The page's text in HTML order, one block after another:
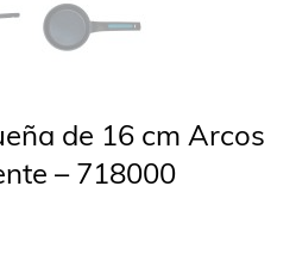
de 16 cm Arcos
– 718000